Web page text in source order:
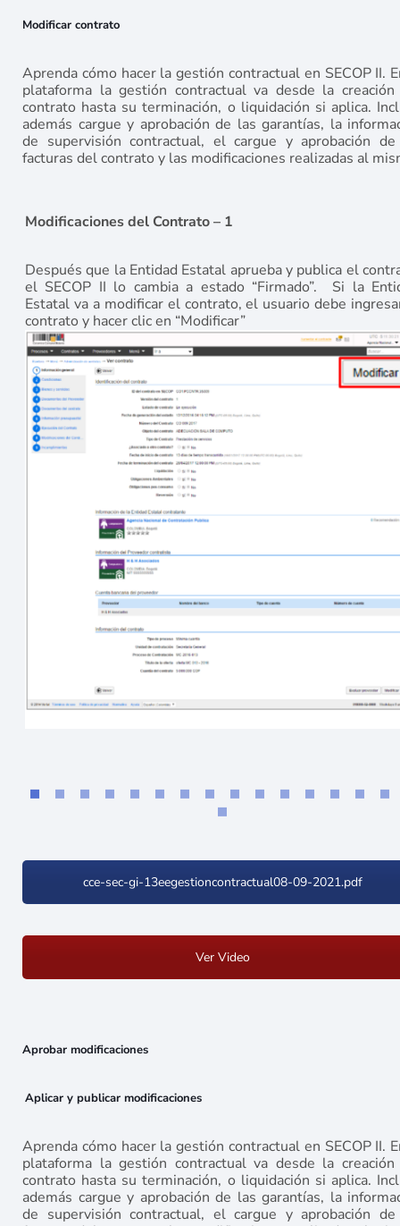
Modificar contrato
Aprenda cómo hacer la gestión contractual en SECOP II.
plataforma la gestión contractual va desde la
contrato hasta su terminación, o liquidación si aplica.
además cargue y aprobación de las garantías, la
de supervisión contractual, el cargue y aprobación
facturas del contrato y las modificaciones realizadas al
Modificaciones del Contrato – 1
Después que la Entidad Estatal aprueba y publica el
el SECOP II lo cambia a estado “Firmado”. Si la
Estatal va a modificar el contrato, el usuario debe
contrato y hacer clic en “Modificar”
cce-sec-gi-13eegestioncontractual08-09-2021.pdf
Ver Video
Aprobar modificaciones
Aplicar y publicar modificaciones
Aprenda cómo hacer la gestión contractual en SECOP II.
plataforma la gestión contractual va desde la
contrato hasta su terminación, o liquidación si aplica.
además cargue y aprobación de las garantías, la
de supervisión contractual, el cargue y aprobación